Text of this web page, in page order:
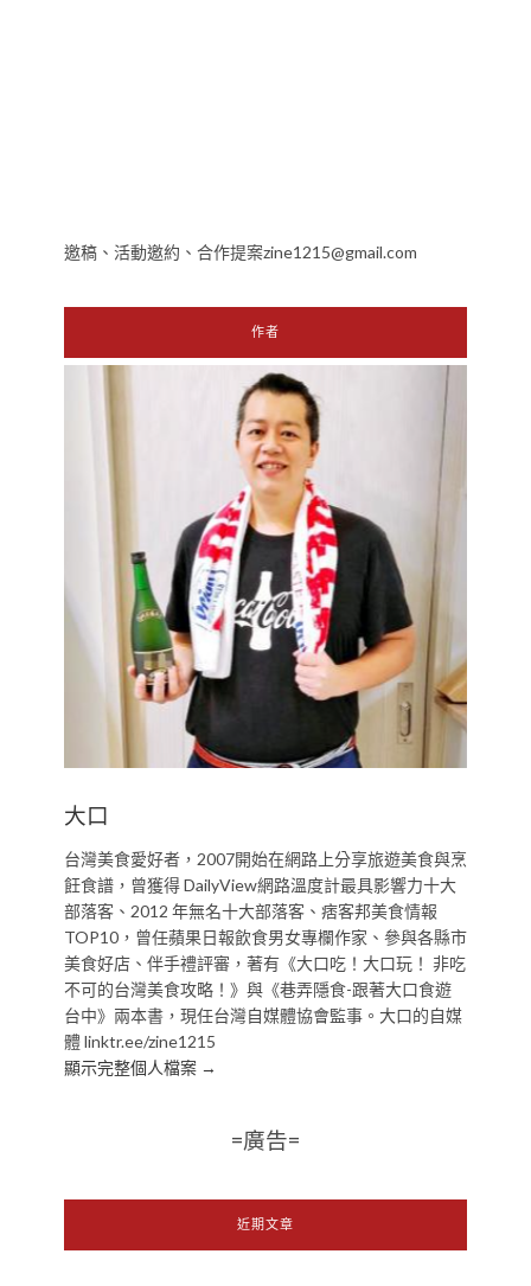
邀稿、活動邀約、合作提案zine1215@gmail.com
作者
大口
台灣美食愛好者，2007開始在網路上分享旅遊美食與烹
飪食譜，曾獲得 DailyView網路溫度計最具影響力十大
部落客、2012 年無名十大部落客、痞客邦美食情報
TOP10，曾任蘋果日報飲食男女專欄作家、參與各縣市
美食好店、伴手禮評審，著有《大口吃！大口玩！ 非吃
不可的台灣美食攻略！》與《巷弄隱食-跟著大口食遊
台中》兩本書，現任台灣自媒體協會監事。大口的自媒
體 linktr.ee/zine1215
顯示完整個人檔案 →
=廣告=
近期文章